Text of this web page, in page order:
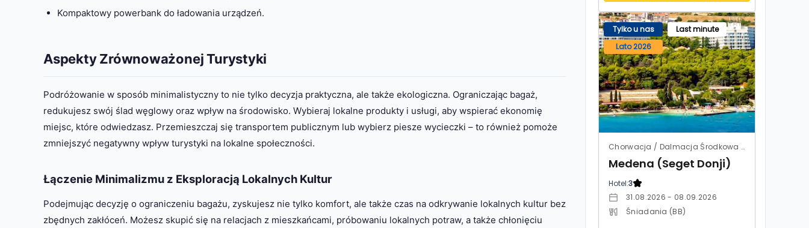
Kompaktowy powerbank do ładowania urządzeń.
Aspekty Zrównoważonej Turystyki
Podróżowanie w sposób minimalistyczny to nie tylko decyzja praktyczna, ale także ekologiczna. Ograniczając bagaż,
redukujesz swój ślad węglowy oraz wpływ na środowisko. Wybieraj lokalne produkty i usługi, aby wspierać ekonomię
miejsc, które odwiedzasz. Przemieszczaj się transportem publicznym lub wybierz piesze wycieczki – to również pomoże
zmniejszyć negatywny wpływ turystyki na lokalne społeczności.
Łączenie Minimalizmu z Eksploracją Lokalnych Kultur
Podejmując decyzję o ograniczeniu bagażu, zyskujesz nie tylko komfort, ale także czas na odkrywanie lokalnych kultur bez
zbędnych zakłóceń. Możesz skupić się na relacjach z mieszkańcami, próbowaniu lokalnych potraw, a także chłonięciu
Tylko u nas
Last minute
Lato 2026
Chorwacja / Dalmacja Środkowa / Trogir
Medena (Seget Donji)
Hotel:3
31.08.2026 - 08.09.2026
Śniadania (BB)